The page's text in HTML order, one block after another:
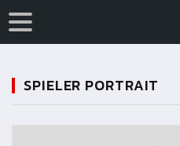
SPIELER PORTRAIT